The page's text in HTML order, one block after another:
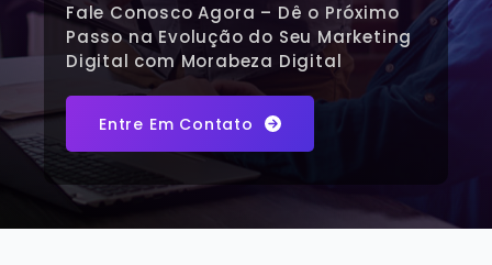
Fale Conosco Agora – Dê o Próximo
Passo na Evolução do Seu Marketing
Digital com Morabeza Digital
Entre Em Contato